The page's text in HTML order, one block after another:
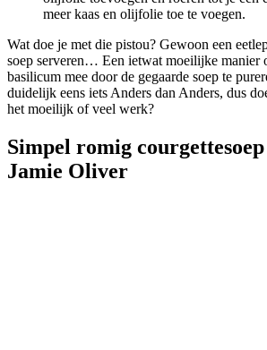
meer kaas en olijfolie toe te voegen.
Wat doe je met die pistou? Gewoon een
soep serveren… Een ietwat moeilijke manier
basilicum mee door de gegaarde soep te
duidelijk eens iets Anders dan Anders, dus
het moeilijk of veel werk?
Simpel romig
Jamie Oliver